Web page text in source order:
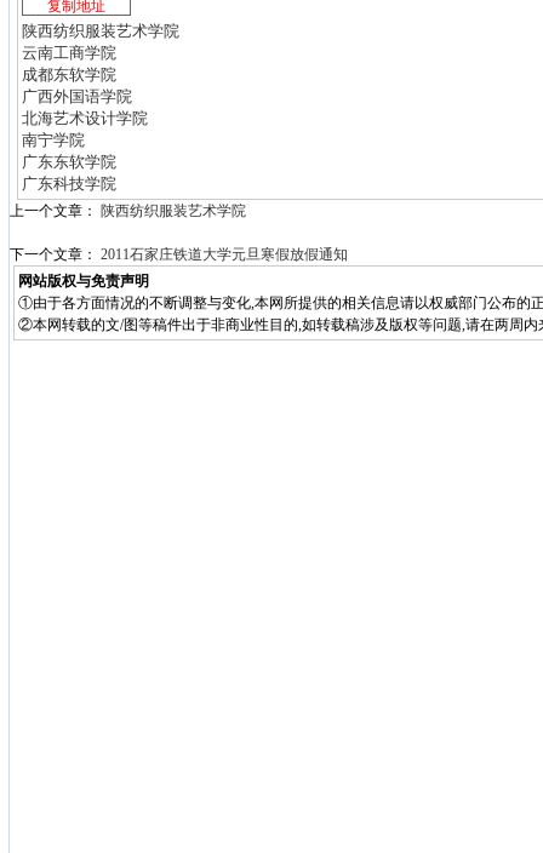
陕西纺织服装艺术学院
云南工商学院
成都东软学院
广西外国语学院
北海艺术设计学院
南宁学院
广东东软学院
广东科技学院
上一个文章： 陕西纺织服装艺术学院
下一个文章： 2011石家庄铁道大学元旦寒假放假通知
网站版权与免责声明
①由于各方面情况的不断调整与变化,本网所提供的相关信息请以权威部门公布的
②本网转载的文/图等稿件出于非商业性目的,如转载稿涉及版权等问题,请在两周内